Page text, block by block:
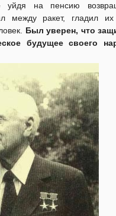
уйдя на пенсию
между ракет, гладил их
Был уверен, что
будущее своего